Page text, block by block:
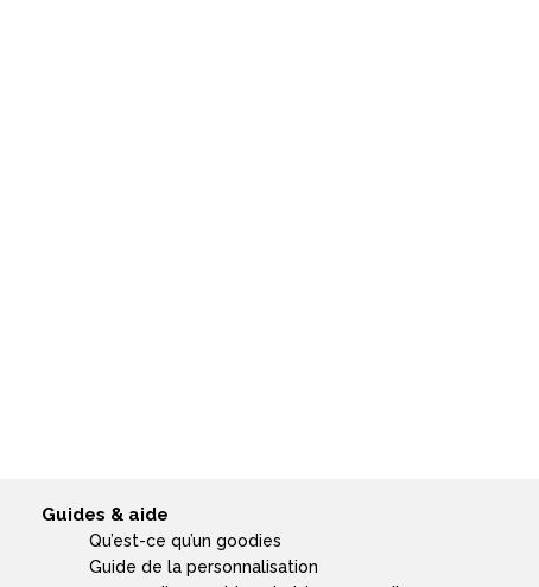
Guides & aide
Qu’est-ce qu’un goodies
Guide de la personnalisation